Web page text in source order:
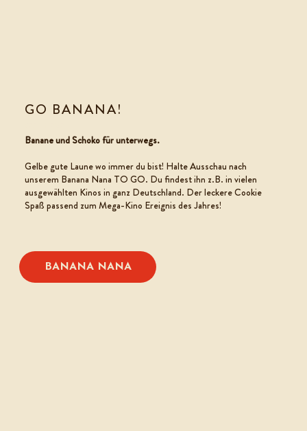
GO BANANA!
Banane und Schoko für unterwegs.
Gelbe gute Laune wo immer du bist! Halte Ausschau nach
unserem Banana Nana TO GO. Du findest ihn z.B. in vielen
ausgewählten Kinos in ganz Deutschland. Der leckere Cookie
Spaß passend zum Mega-Kino Ereignis desJahres!
BANANA NANA